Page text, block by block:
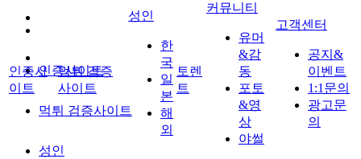
인증사이트
먹튀 검증사이트
성인
인증사
이트
먹튀 검증
사이트
성인
한
국
일
본
해
외
토렌
트
커뮤니티
유머
&감
동
포토
&영
상
야썰
고객센터
공지&
이벤트
1:1문의
광고문
의